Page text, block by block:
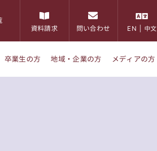
資料請求
問い合わせ EN 中文
卒業生の方 地域・企業の方 メディアの方